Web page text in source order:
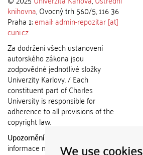
We use cookies
knihovna, Ovocný trh 560/5, 116 36
Praha 1;email: admin-repozitar [at]
cuni.cz
Za dodržení všech ustanovení
autorského zákona jsou
zodpovědné jednotlivé složky
Univerzity Karlovy. / Each
constituent part of Charles
University is responsible for
adherence to all provisions of the
copyright law.
Upozornění / Notice:
informace nemohou být použity k